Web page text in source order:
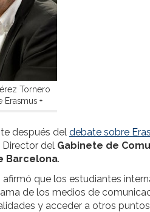
Tornero
+
después del debate sobre
Director del Gabinete de
Barcelona.
que los estudiantes
de los medios de
y acceder a otros